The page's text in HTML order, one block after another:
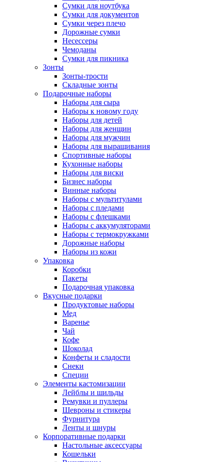
Сумки для ноутбука
Сумки для документов
Сумки через плечо
Дорожные сумки
Несессеры
Чемоданы
Сумки для пикника
Зонты
Зонты-трости
Складные зонты
Подарочные наборы
Наборы для сыра
Наборы к новому году
Наборы для детей
Наборы для женщин
Наборы для мужчин
Наборы для выращивания
Спортивные наборы
Кухонные наборы
Наборы для виски
Бизнес наборы
Винные наборы
Наборы с мультитулами
Наборы с пледами
Наборы с флешками
Наборы с аккумуляторами
Наборы с термокружками
Дорожные наборы
Наборы из кожи
Упаковка
Коробки
Пакеты
Подарочная упаковка
Вкусные подарки
Продуктовые наборы
Мед
Варенье
Чай
Кофе
Шоколад
Конфеты и сладости
Снеки
Специи
Элементы кастомизации
Лейблы и шильды
Ремувки и пуллеры
Шевроны и стикеры
Фурнитура
Ленты и шнуры
Корпоративные подарки
Настольные аксессуары
Кошельки